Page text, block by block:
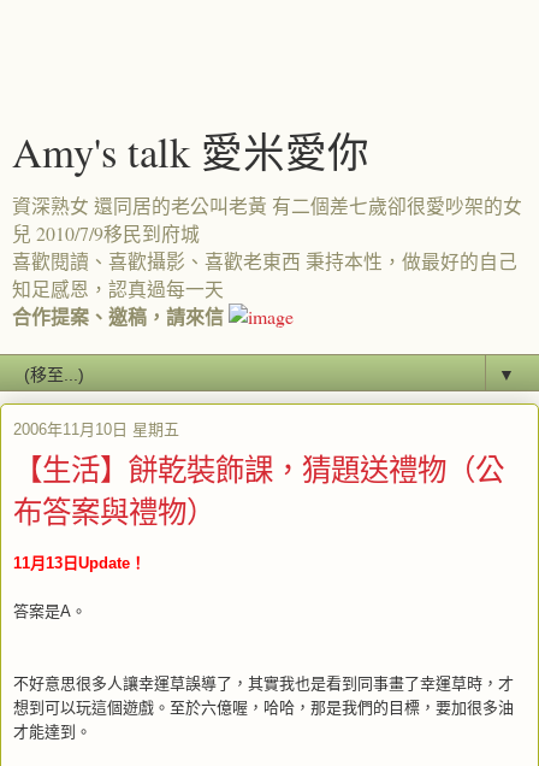
Amy's talk 愛米愛你
資深熟女 還同居的老公叫老黃 有二個差七歲卻很愛吵架的女
兒 2010/7/9移民到府城
喜歡閱讀、喜歡攝影、喜歡老東西 秉持本性，做最好的自己
知足感恩，認真過每一天
合作提案、邀稿，請來信
▼
2006年11月10日 星期五
【生活】餅乾裝飾課，猜題送禮物（公
布答案與禮物）
11月13日Update！
答案是A。
不好意思很多人讓幸運草誤導了，其實我也是看到同事畫了幸運草時，才
想到可以玩這個遊戲。至於六億喔，哈哈，那是我們的目標，要加很多油
才能達到。